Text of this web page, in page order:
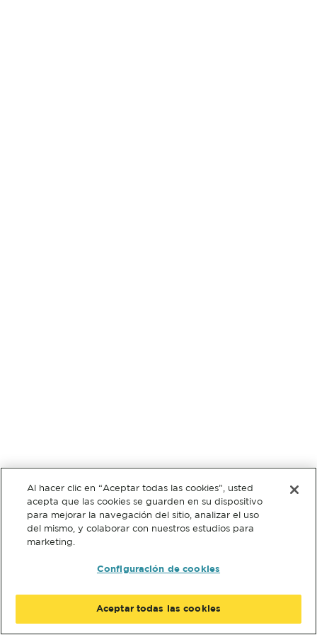
Al hacer clic en “Aceptar todas las cookies”, usted
acepta que las cookies se guarden en su dispositivo
para mejorar la navegación del sitio, analizar el uso
del mismo, y colaborar con nuestros estudios para
marketing.
Configuración de cookies
Aceptar todas las cookies